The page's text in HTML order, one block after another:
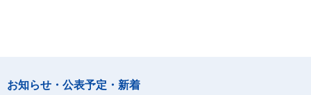
お知らせ・公表予定・新着